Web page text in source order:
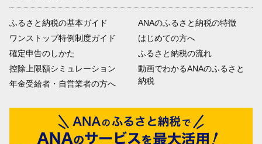
ふるさと納税の基本ガイド
ワンストップ特例制度ガイド
確定申告のしかた
控除上限額シミュレーション
年金受給者・自営業者の方へ
ANAのふるさと納税の特徴
はじめての方へ
ふるさと納税の流れ
動画でわかるANAのふるさと
納税